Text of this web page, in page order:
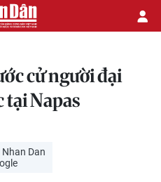
cử người đại
tại Napas
Nhan Dan